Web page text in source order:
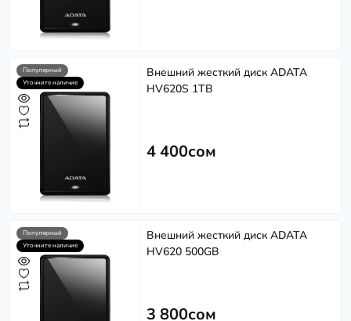
Популярный
Уточните наличие
Внешний жесткий диск ADATA
HV620S 1TB
4 400сом
Популярный
Уточните наличие
Внешний жесткий диск ADATA
HV620 500GB
3 800сом